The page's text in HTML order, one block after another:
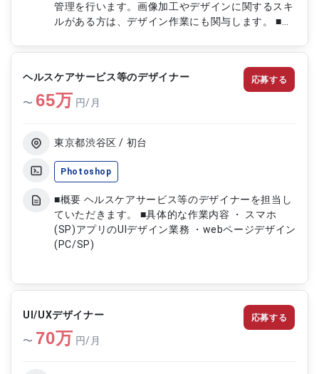
管理を行います。画像加工やデザインに関するスキ
ルがある方は、デザイン作業にも関与します。 ■具
HTML/CSSの更新作業 ・FTPを用いたサーバーへ
のデータアップロード ・Adobe XDを使用したデザ
イン作成および修正 ・Movable TypeやWordPress
などのCMSを用いた記事管理および更新 ・
PhotoshopやIllustratorを用いた画像加工および編
ヘルスケアサービス等のデザイナー
〜 65万 円/月
東京都渋谷区 / 初台
Photoshop
■概要 ヘルスケアサービス等のデザイナーを担当し
ていただきます。 ■具体的な作業内容 ・ スマホ
(SP)アプリのUIデザイン業務 ・webページデザイン
(PC/SP)
応募する
UI/UXデザイナー
〜 70万 円/月
応募する